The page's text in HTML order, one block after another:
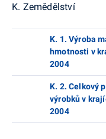
K. Zemědělství
K. 1. Výroba
hmotnosti v
2004
K. 2. Celkový
výrobků v
2004